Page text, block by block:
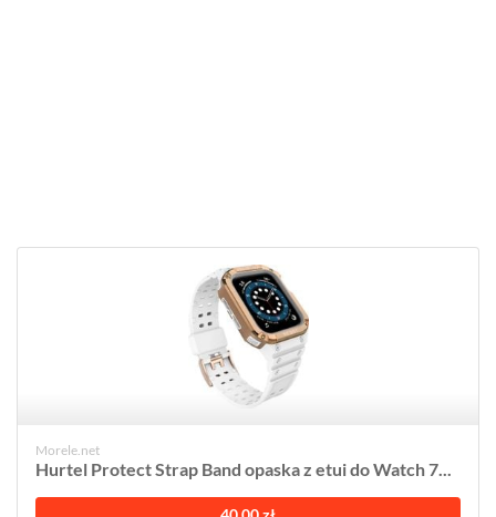
Morele.net
Hurtel Protect Strap Band opaska z etui do Watch 7...